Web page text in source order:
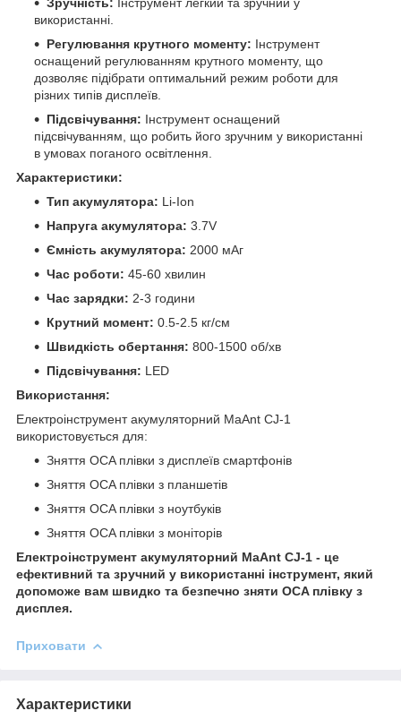
використанні.
Регулювання крутного моменту: Інструмент
оснащений регулюванням крутного моменту, що
дозволяє підібрати оптимальний режим роботи для
різних типів дисплеїв.
Підсвічування: Інструмент оснащений
підсвічуванням, що робить його зручним у використанні
в умовах поганого освітлення.
Характеристики:
Тип акумулятора: Li-Ion
Напруга акумулятора: 3.7V
Ємність акумулятора: 2000 мАг
Час роботи: 45-60 хвилин
Час зарядки: 2-3 години
Крутний момент: 0.5-2.5 кг/см
Швидкість обертання: 800-1500 об/хв
Підсвічування: LED
Використання:
Електроінструмент акумуляторний MaAnt CJ-1
використовується для:
Зняття OCA плівки з дисплеїв смартфонів
Зняття OCA плівки з планшетів
Зняття OCA плівки з ноутбуків
Зняття OCA плівки з моніторів
Електроінструмент акумуляторний MaAnt CJ-1 - це
ефективний та зручний у використанні інструмент, який
допоможе вам швидко та безпечно зняти OCA плівку з
дисплея.
Приховати
Характеристики